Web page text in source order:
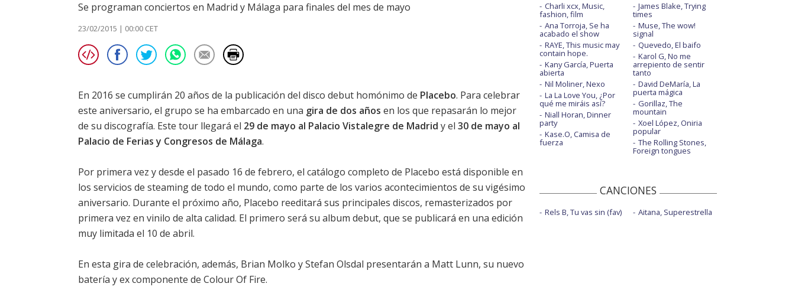
Se programan conciertos en Madrid y Málaga para finales del mes de mayo
23/02/2015 | 00:00 CET
En 2016 se cumplirán 20 años de la publicación del disco debut homónimo de Placebo. Para celebrar
este aniversario, el grupo se ha embarcado en una gira de dos años en los que repasarán lo mejor
de su discografía. Este tour llegará el 29 de mayo al Palacio Vistalegre de Madrid y el 30 de mayo al
Palacio de Ferias y Congresos de Málaga.
Por primera vez y desde el pasado 16 de febrero, el catálogo completo de Placebo está disponible en
los servicios de steaming de todo el mundo, como parte de los varios acontecimientos de su vigésimo
aniversario. Durante el próximo año, Placebo reeditará sus principales discos, remasterizados por
primera vez en vinilo de alta calidad. El primero será su album debut, que se publicará en una edición
muy limitada el 10 de abril.
En esta gira de celebración, además, Brian Molko y Stefan Olsdal presentarán a Matt Lunn, su nuevo
batería y ex componente de Colour Of Fire.
Charli xcx, Music,
fashion, film
Ana Torroja, Se ha
acabado el show
RAYE, This music may
contain hope.
Kany García, Puerta
abierta
Nil Moliner, Nexo
La La Love You, ¿Por
qué me miráis así?
Niall Horan, Dinner
party
Kase.O, Camisa de
fuerza
James Blake, Trying
times
Muse, The wow!
signal
Quevedo, El baifo
Karol G, No me
arrepiento de sentir
tanto
David DeMaría, La
puerta mágica
Gorillaz, The
mountain
Xoel López, Oniria
popular
The Rolling Stones,
Foreign tongues
CANCIONES
Rels B, Tu vas sin (fav) Aitana, Superestrella